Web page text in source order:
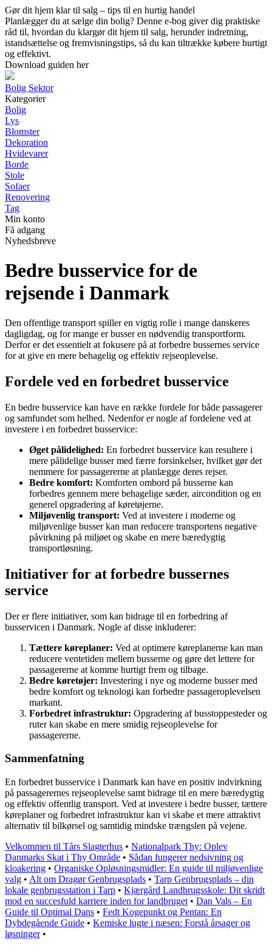
Gør dit hjem klar til salg – tips til en hurtig handel
Planlægger du at sælge din bolig? Denne e-bog giver dig praktiske
råd til, hvordan du klargør dit hjem til salg, herunder indretning,
istandsættelse og fremvisningstips, så du kan tiltrække købere hurtigt
og effektivt.
Download guiden her
Bolig Sektor
Kategorier
Bolig
Lys
Blomster
Dekoration
Hvidevarer
Borde
Stole
Sofaer
Renovering
Tag
Min konto
Få adgang
Nyhedsbreve
Bedre busservice for de
rejsende i Danmark
Den offentlige transport spiller en vigtig rolle i mange danskeres
dagligdag, og for mange er busser en nødvendig transportform.
Derfor er det essentielt at fokusere på at forbedre bussernes service
for at give en mere behagelig og effektiv rejseoplevelse.
Fordele ved en forbedret busservice
En bedre busservice kan have en række fordele for både passagerer
og samfundet som helhed. Nedenfor er nogle af fordelene ved at
investere i en forbedret busservice:
Øget pålidelighed: En forbedret busservice kan resultere i
mere pålidelige busser med færre forsinkelser, hvilket gør det
nemmere for passagererne at planlægge deres rejser.
Bedre komfort: Komforten ombord på busserne kan
forbedres gennem mere behagelige sæder, aircondition og en
generel opgradering af køretøjerne.
Miljøvenlig transport: Ved at investere i moderne og
miljøvenlige busser kan man reducere transportens negative
påvirkning på miljøet og skabe en mere bæredygtig
transportløsning.
Initiativer for at forbedre bussernes
service
Der er flere initiativer, som kan bidrage til en forbedring af
busservicen i Danmark. Nogle af disse inkluderer:
Tættere køreplaner: Ved at optimere køreplanerne kan man
reducere ventetiden mellem busserne og gøre det lettere for
passagererne at komme hurtigt frem og tilbage.
Bedre køretøjer: Investering i nye og moderne busser med
bedre komfort og teknologi kan forbedre passageroplevelsen
markant.
Forbedret infrastruktur: Opgradering af busstoppesteder og
ruter kan skabe en mere smidig rejseoplevelse for
passagererne.
Sammenfatning
En forbedret busservice i Danmark kan have en positiv indvirkning
på passagerernes rejseoplevelse samt bidrage til en mere bæredygtig
og effektiv offentlig transport. Ved at investere i bedre busser, tættere
køreplaner og forbedret infrastruktur kan vi skabe et mere attraktivt
alternativ til bilkørsel og samtidig mindske trængslen på vejene.
Velkommen til Tårs Slagterhus • Nationalpark Thy: Oplev
Danmarks Skat i Thy Område • Sådan fungerer nedsivning og
kloakering • Organiske Opløsningsmidler: En guide til miljøvenlige
valg • Alt om Dragør Genbrugsplads • Tarp Genbrugsplads – din
lokale genbrugsstation i Tarp • Kjærgård Landbrugsskole: Dit skridt
mod en succesfuld karriere inden for landbruget • Dan Vals – En
Guide til Optimal Dans • Fedt Kogepunkt og Pentan: En
Dybdegående Guide • Kemiske lugte i næsen: Forstå årsager og
løsninger•